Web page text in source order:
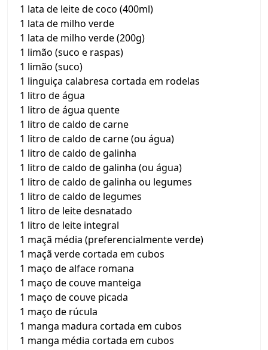
1 lata de leite de coco (400ml)
1 lata de milho verde
1 lata de milho verde (200g)
1 limão (suco e raspas)
1 limão (suco)
1 linguiça calabresa cortada em rodelas
1 litro de água
1 litro de água quente
1 litro de caldo de carne
1 litro de caldo de carne (ou água)
1 litro de caldo de galinha
1 litro de caldo de galinha (ou água)
1 litro de caldo de galinha ou legumes
1 litro de caldo de legumes
1 litro de leite desnatado
1 litro de leite integral
1 maçã média (preferencialmente verde)
1 maçã verde cortada em cubos
1 maço de alface romana
1 maço de couve manteiga
1 maço de couve picada
1 maço de rúcula
1 manga madura cortada em cubos
1 manga média cortada em cubos